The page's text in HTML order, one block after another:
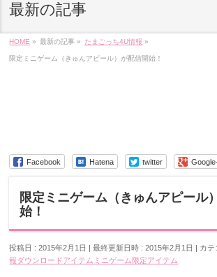
最新の記事
HOME » 最新の記事 » たまごっち4U情報 »
限定ミニゲーム（きゅんアピール）が配信開始！
Facebook Hatena twitter
限定ミニゲーム（きゅんアピール
始！
投稿日 : 2015年2月1日 最終更新日時 : 2015年2月1日 カテ
報ダウンロードアイテム ミニゲーム 限定アイテム